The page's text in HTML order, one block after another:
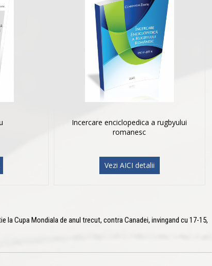
Incercare enciclopedica a rugbyului
romanesc
Vezi AICI detalii
la Cupa Mondiala de anul trecut, contra Canadei, invingand cu 17-15,